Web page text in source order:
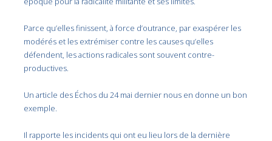
Parce qu’elles finissent, à force d’outrance, par exaspérer les
modérés et les extrémiser contre les causes qu’elles
défendent, les actions radicales sont souvent contre-
productives.
Un article des Échos du 24 mai dernier nous en donne un bon
exemple.
Il rapporte les incidents qui ont eu lieu lors de la dernière